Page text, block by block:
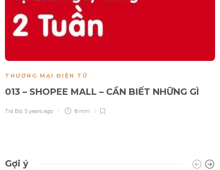
THƯƠNG MẠI ĐIỆN TỬ
013 – SHOPEE MALL – CẦN BIẾT NHỮNG GÌ
Trà Bô, 5 years ago 8 min
Gợi ý